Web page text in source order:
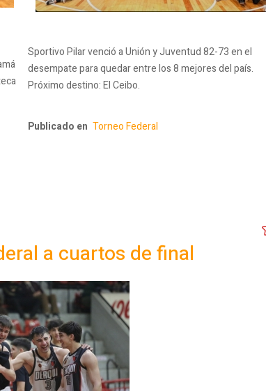
Sportivo Pilar venció a Unión y Juventud 82-73 en el
desempate para quedar entre los 8 mejores del país.
Próximo destino: El Ceibo.
Publicado en Torneo Federal
a cuartos de final